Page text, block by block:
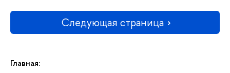
Главная:
Следующая страница